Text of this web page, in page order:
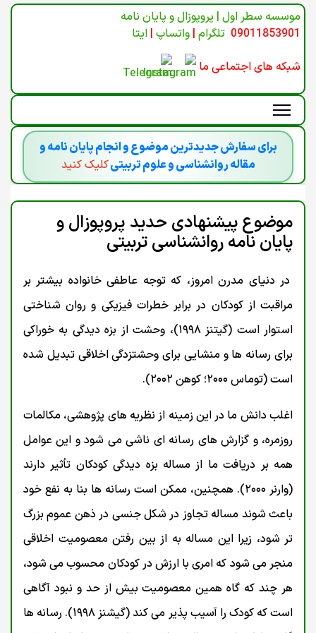
موسسه سطر اول | پروپوزال و پایان نامه
09011853901 تلگرام | واتساپ | ایتا
شبکه های اجتماعی ما
برای سفارش جدیدترین موضوع و انجام پایان نامه و
مقاله روانشناسی و علوم تربیتیکلیک کنید
موضوع پیشنهادی حدید پروپوزال و
پایان نامه روانشناسی تربیتی
در دنیای مدرن امروز، که توجه عاطفی خانواده بیشتر بر
مراقبت از کودکان در برابر خطرات فیزیکی و روان شناختی
استوار است (گيتنز ۱۹۹۸)، وحشت از بزه دیدگی به خوراکی
برای رسانه ها و منشایی برای وحشتزدگی اخلاقی تبدیل شده
است (توماس ۲۰۰۰؛ کوهن ۲۰۰۲).
اغلب دانش ما در این زمینه از نظریه های پژوهشی، مکالمات
روزمره، و گزارش های رسانه ای ناشی می شود و این عوامل
همه بر دریافت ما از مساله بزه دیدگی کودکان تأثیر دارند
(وارنر ۲۰۰۰). همچنین، ممکن است رسانه ها بنا به نفع خود
باعث شوند مساله تجاوز در شکل جنسی در ذهن عموم بزرگ
تر شود، زیرا این مساله به از بین رفتن معصومیت اخلاقی
منجر می شود که امری با ارزش در کودکان محسوب می شود،
هر چند که گاه همین معصومیت بیش از حد و نبود آگاهی
است که کودک را آسیب پذیر می کند (گیشنز ۱۹۹۸). رسانه ها